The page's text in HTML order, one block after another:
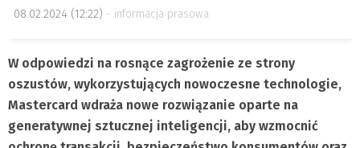
08.02.2024 (12:22) informacja prasowa
W odpowiedzi na rosnące zagrożenie ze strony
oszustów, wykorzystujących nowoczesne technologie,
Mastercard wdraża nowe rozwiązanie oparte na
generatywnej sztucznej inteligencji, aby wzmocnić